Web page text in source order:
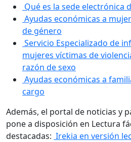
Qué es la sede electrónica
Ayudas económicas a
de género
Servicio Especializado de
mujeres víctimas de
razón de sexo
Ayudas económicas a
cargo
Además, el portal de noticias y
pone a disposición en Lectura
destacadas: Irekia en versión